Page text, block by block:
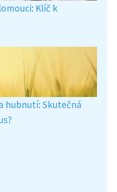
Klíč k
hubnutí: Skutečná